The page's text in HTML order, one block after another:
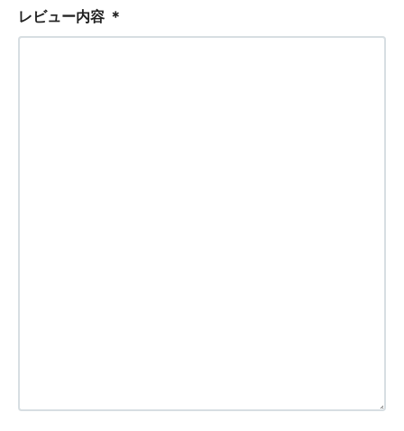
レビュー内容 ＊